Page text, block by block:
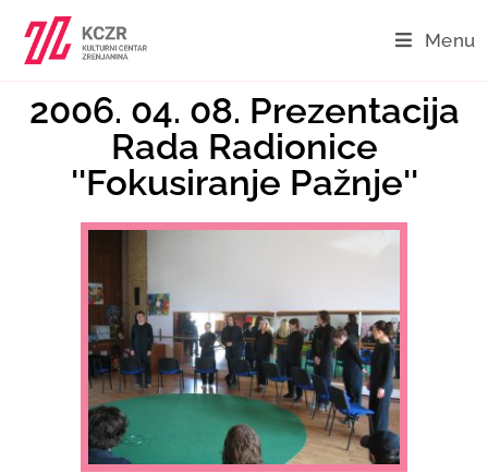
Menu
2006. 04. 08. Prezentacija
Rada Radionice
''Fokusiranje Pažnje''